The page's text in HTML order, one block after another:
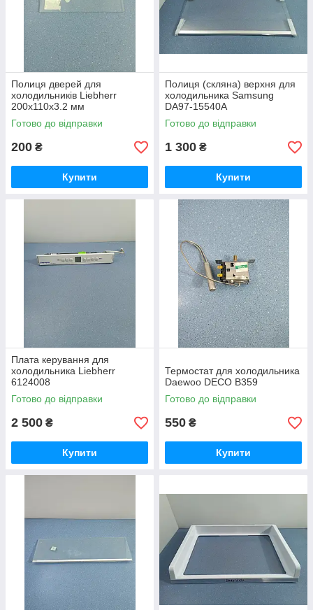
Полиця дверей для
холодильників Liebherr
200x110x3.2 мм
Готово до відправки
200 ₴
Купити
Полиця (скляна) верхня для
холодильника Samsung
DA97-15540A
Готово до відправки
1 300 ₴
Купити
Плата керування для
холодильника Liebherr
6124008
Готово до відправки
2 500 ₴
Купити
Термостат для холодильника
Daewoo DECO B359
Готово до відправки
550 ₴
Купити